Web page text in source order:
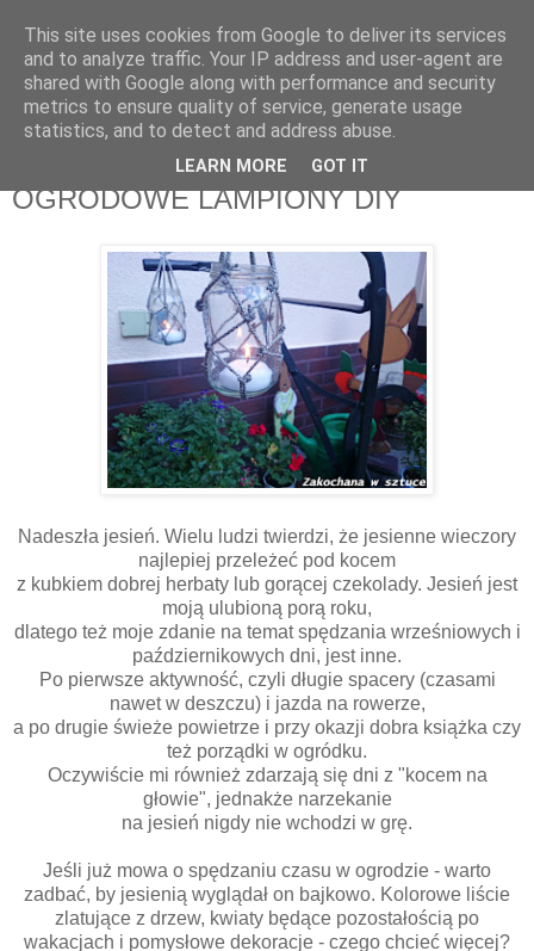
Zakochana w sztuce
Kreatywny blog z ogromną bazą pomysłów DIY i nie tylko.
wtorek, 8 września 2015
OGRODOWE LAMPIONY DIY
Nadeszła jesień. Wielu ludzi twierdzi, że jesienne wieczory
najlepiej przeleżeć pod kocem
z kubkiem dobrej herbaty lub gorącej czekolady. Jesień jest
moją ulubioną porą roku,
dlatego też moje zdanie na temat spędzania wrześniowych i
październikowych dni, jest inne.
Po pierwsze aktywność, czyli długie spacery (czasami
nawet w deszczu) i jazda na rowerze,
a po drugie świeże powietrze i przy okazji dobra książka czy
też porządki w ogródku.
Oczywiście mi również zdarzają się dni z "kocem na
głowie", jednakże narzekanie
na jesień nigdy nie wchodzi w grę.
Jeśli już mowa o spędzaniu czasu w ogrodzie - warto
zadbać, by jesienią wyglądał on bajkowo. Kolorowe liście
zlatujące z drzew, kwiaty będące pozostałością po
wakacjach i pomysłowe dekoracje - czego chcieć więcej?
This site uses cookies from Google to deliver its services
and to analyze traffic. Your IP address and user-agent are
shared with Google along with performance and security
metrics to ensure quality of service, generate usage
statistics, and to detect and address abuse.
LEARN MORE GOT IT